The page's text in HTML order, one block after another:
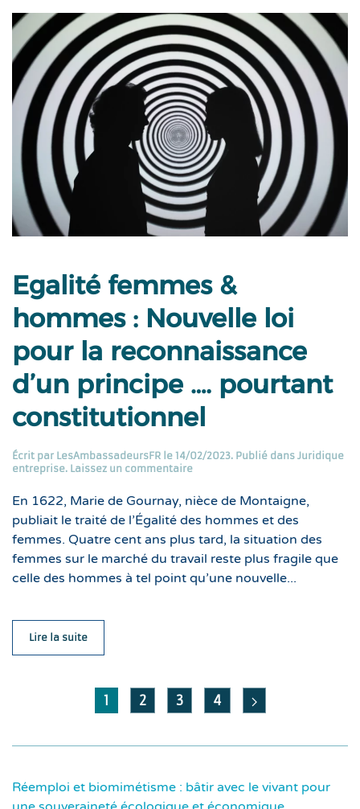
Egalité femmes &
hommes : Nouvelle loi
pour la reconnaissance
d’un principe …. pourtant
constitutionnel
Écrit par LesAmbassadeursFR le 14/02/2023. Publié dans Juridique
entreprise. Laissez un commentaire
En 1622, Marie de Gournay, nièce de Montaigne,
publiait le traité de l’Égalité des hommes et des
femmes. Quatre cent ans plus tard, la situation des
femmes sur le marché du travail reste plus fragile que
celle des hommes à tel point qu’une nouvelle...
Lire la suite
1 2 3 4
Réemploi et biomimétisme : bâtir avec le vivant pour